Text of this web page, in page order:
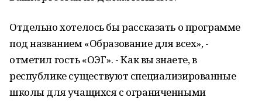
Отдельно хотелось бы рассказать о программе
под названием «Образование для всех», -
отметил гость «ОЭГ». - Как вы знаете, в
республике существуют специализированные
школы для учащихся с ограниченными